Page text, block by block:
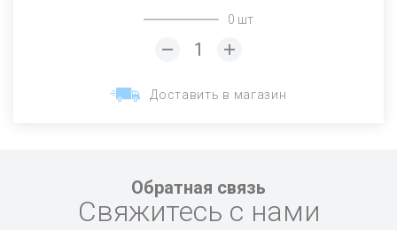
0 шт
Доставить в магазин
Обратная связь
Свяжитесь с нами